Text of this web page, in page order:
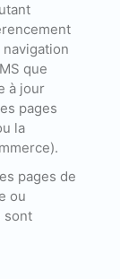
que
à jour
pages
la
pages de
ou
sont